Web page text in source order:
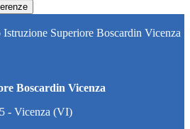
Istruzione Superiore Boscardin Vicenza
Boscardin Vicenza
- Vicenza (VI)